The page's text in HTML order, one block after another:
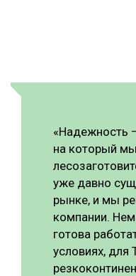
«Надежность
на который
уже давно
рынке, и мы
компании.
готова
условиях, для